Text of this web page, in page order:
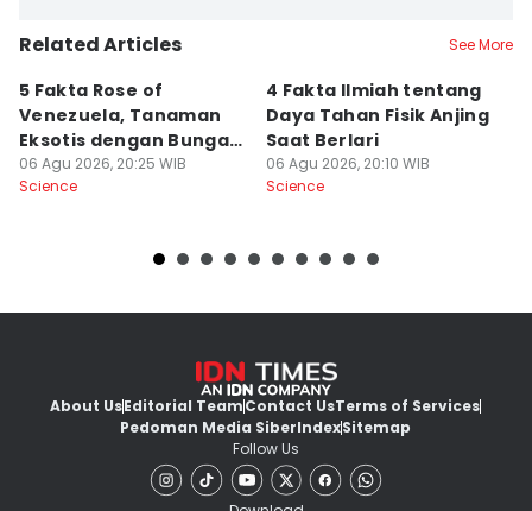
Related Articles See More
5 Fakta Rose of
Venezuela, Tanaman
Eksotis dengan Bunga
Merah Menyala
06 Agu 2026, 20:25 WIB
Science
4 Fakta Ilmiah tentang
Daya Tahan Fisik Anjing
Saat Berlari
06 Agu 2026, 20:10 WIB
Science
About UsEditorial TeamContact UsTerms of Services
Pedoman Media SiberIndexSitemap
Follow Us